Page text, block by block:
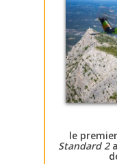
le
Standard 2